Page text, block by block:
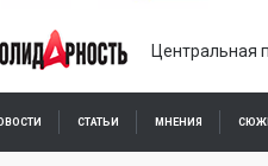
Центральная
СТАТЬИ МНЕНИЯ